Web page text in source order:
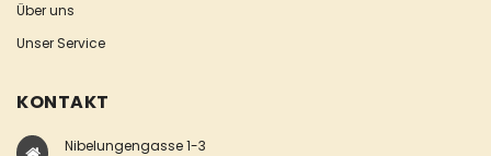
Über uns
Unser Service
KONTAKT
Nibelungengasse 1-3